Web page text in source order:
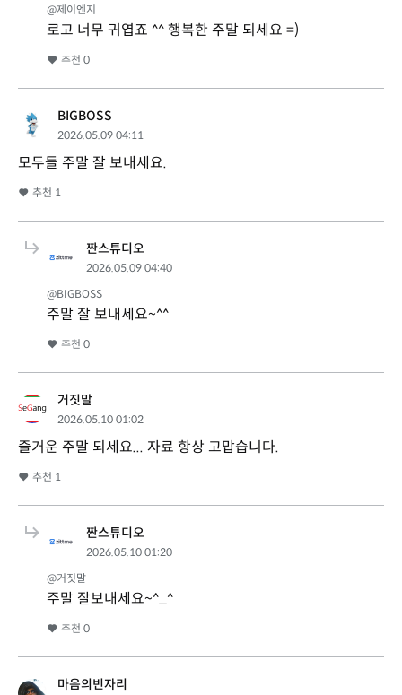
@제이엔지
로고 너무 귀엽죠 ^^ 행복한 주말 되세요 =)
추천 0
BIGBOSS
2026.05.09 04:11
모두들 주말 잘 보내세요.
추천 1
짠스튜디오
2026.05.09 04:40
@BIGBOSS
주말 잘 보내세요~^^
추천 0
거짓말
2026.05.10 01:02
즐거운 주말 되세요... 자료 항상 고맙습니다.
추천 1
짠스튜디오
2026.05.10 01:20
@거짓말
주말 잘보내세요~^_^
추천 0
마음의빈자리